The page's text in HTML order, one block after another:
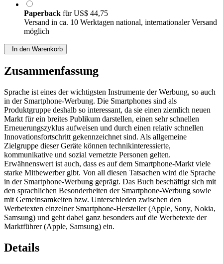
Paperback fürUS$ 44,75
Versand in ca. 10 Werktagen national, internationaler Versand
möglich
In den Warenkorb
Zusammenfassung
Sprache ist eines der wichtigsten Instrumente der Werbung, so auch
in der Smartphone-Werbung. Die Smartphones sind als
Produktgruppe deshalb so interessant, da sie einen ziemlich neuen
Markt für ein breites Publikum darstellen, einen sehr schnellen
Erneuerungszyklus aufweisen und durch einen relativ schnellen
Innovationsfortschritt gekennzeichnet sind. Als allgemeine
Zielgruppe dieser Geräte können technikinteressierte,
kommunikative und sozial vernetzte Personen gelten.
Erwähnenswert ist auch, dass es auf dem Smartphone-Markt viele
starke Mitbewerber gibt. Von all diesen Tatsachen wird die Sprache
in der Smartphone-Werbung geprägt. Das Buch beschäftigt sich mit
den sprachlichen Besonderheiten der Smartphone-Werbung sowie
mit Gemeinsamkeiten bzw. Unterschieden zwischen den
Werbetexten einzelner Smartphone-Hersteller (Apple, Sony, Nokia,
Samsung) und geht dabei ganz besonders auf die Werbetexte der
Marktführer (Apple, Samsung) ein.
Details